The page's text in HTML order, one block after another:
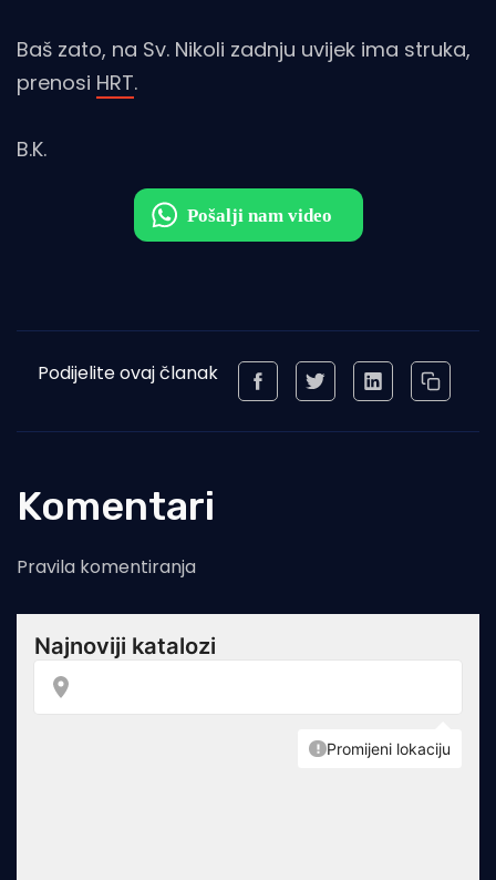
Baš zato, na Sv. Nikoli zadnju uvijek ima struka,
prenosi HRT.
B.K.
Podijelite ovaj članak
Komentari
Pravila komentiranja